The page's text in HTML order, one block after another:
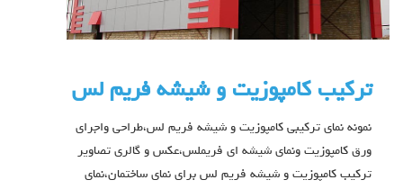
ترکیب کامپوزیت و شیشه فریم لس
نمونه نمای ترکیبی کامپوزیت و شیشه فریم لس،طراحی واجرای
ورق کامپوزیت ونمای شیشه ای فریملس،عکس و گالری تصاویر
ترکیب کامپوزیت و شیشه فریم لس برای نمای ساختمان،نمای